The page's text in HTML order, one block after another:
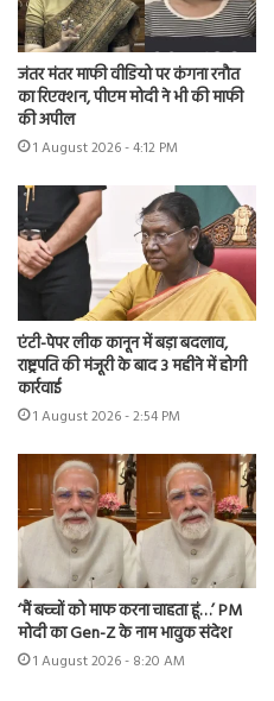
जंतर मंतर माफी वीडियो पर कंगना रनौत
का रिएक्शन, पीएम मोदी ने भी की माफी
की अपील
1 August 2026 - 4:12 PM
एंटी-पेपर लीक कानून में बड़ा बदलाव,
राष्ट्रपति की मंजूरी के बाद 3 महीने में होगी
कार्रवाई
1 August 2026 - 2:54 PM
‘मैं बच्चों को माफ करना चाहता हूं…’ PM
मोदी का Gen-Z के नाम भावुक संदेश
1 August 2026 - 8:20 AM